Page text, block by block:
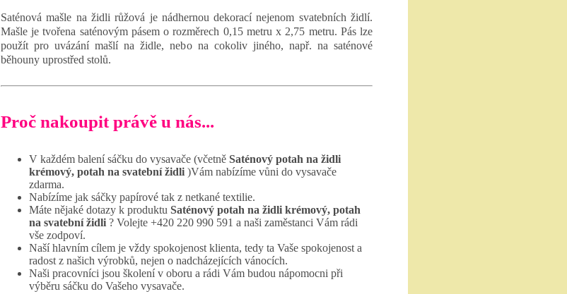
Saténová mašle na židli růžová je nádhernou dekorací nejenom svatebních židlí.
Mašle je tvořena saténovým pásem o rozměrech 0,15 metru x 2,75 metru. Pás lze
použít pro uvázání mašlí na židle, nebo na cokoliv jiného, např. na saténové
běhouny uprostřed stolů.
Proč nakoupit právě u nás...
V každém balení sáčku do vysavače (včetně Saténový potah na židli
krémový, potah na svatební židli )Vám nabízíme vůni do vysavače
zdarma.
Nabízíme jak sáčky papírové tak z netkané textilie.
Máte nějaké dotazy k produktu Saténový potah na židli krémový, potah
na svatební židli ? Volejte +420 220 990 591 a naši zaměstanci Vám rádi
vše zodpoví.
Naší hlavním cílem je vždy spokojenost klienta, tedy ta Vaše spokojenost a
radost z našich výrobků, nejen o nadcházejících vánocích.
Naši pracovníci jsou školení v oboru a rádi Vám budou nápomocni při
výběru sáčku do Vašeho vysavače.